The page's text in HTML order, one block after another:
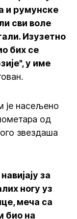
и румунске
сви воле
Изузетно
бих се
у име
је насељено
од
звездаша
за
ногу уз
меча са
био на